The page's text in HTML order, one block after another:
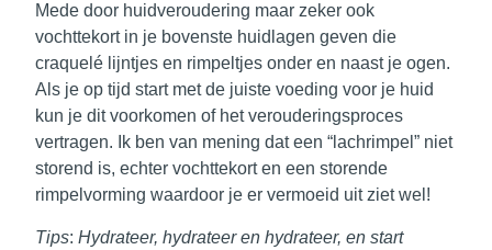
Mede door huidveroudering maar zeker ook
vochttekort in je bovenste huidlagen geven die
craquelé lijntjes en rimpeltjes onder en naast je ogen.
Als je op tijd start met de juiste voeding voor je huid
kun je dit voorkomen of het verouderingsproces
vertragen. Ik ben van mening dat een “lachrimpel” niet
storend is, echter vochttekort en een storende
rimpelvorming waardoor je er vermoeid uit ziet wel!
Tips: Hydrateer, hydrateer en hydrateer, en start